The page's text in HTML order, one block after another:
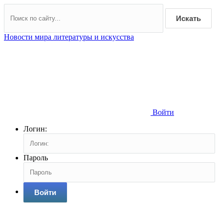
Искать
Новости мира литературы и искусства
Войти
Логин:
Пароль
Войти